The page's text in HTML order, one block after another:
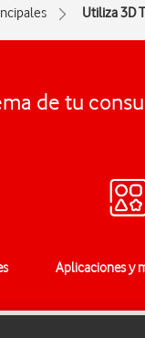
Utiliza 3D
de tu
Aplicaciones y